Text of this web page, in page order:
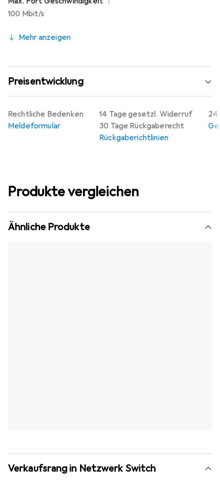
100 Mbit/s
Mehr anzeigen
Preisentwicklung
14 Tage gesetzl. Widerruf
30 Tage Rückgaberecht
Rückgaberichtlinien
24
Rechtliche Bedenken
Meldeformular
Produkte vergleichen
Ähnliche Produkte
Verkaufsrang in Netzwerk Switch